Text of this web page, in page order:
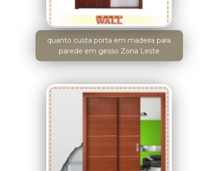
quanto custa porta em madeira para
parede em gesso Zona Leste